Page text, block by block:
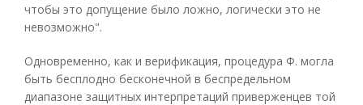
чтобы это допущение было ложно, логически это не
невозможно".
Одновременно, как и верификация, процедура Ф. могла
быть бесплодно бесконечной в беспредельном
диапазоне защитных интерпретаций приверженцев той